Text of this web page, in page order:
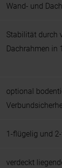
Wand- und
Stabilität durch
Dachrahmen in
optional
1-flügelig und
verdeckt